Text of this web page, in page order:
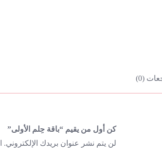
(0)
كن أول من يقيم “باقة حِلم الأولى”
لن يتم نشر عنوان بريدك الإلكتروني.